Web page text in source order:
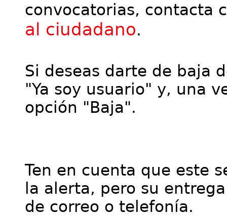
convocatorias, contacta
al ciudadano.
Si deseas darte de baja
"Ya soy usuario" y, una
opción "Baja".
Ten en cuenta que este
la alerta, pero su
de correo o telefonía.